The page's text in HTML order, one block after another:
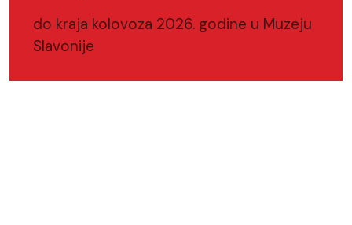
do kraja kolovoza 2026. godine u Muzeju
Slavonije